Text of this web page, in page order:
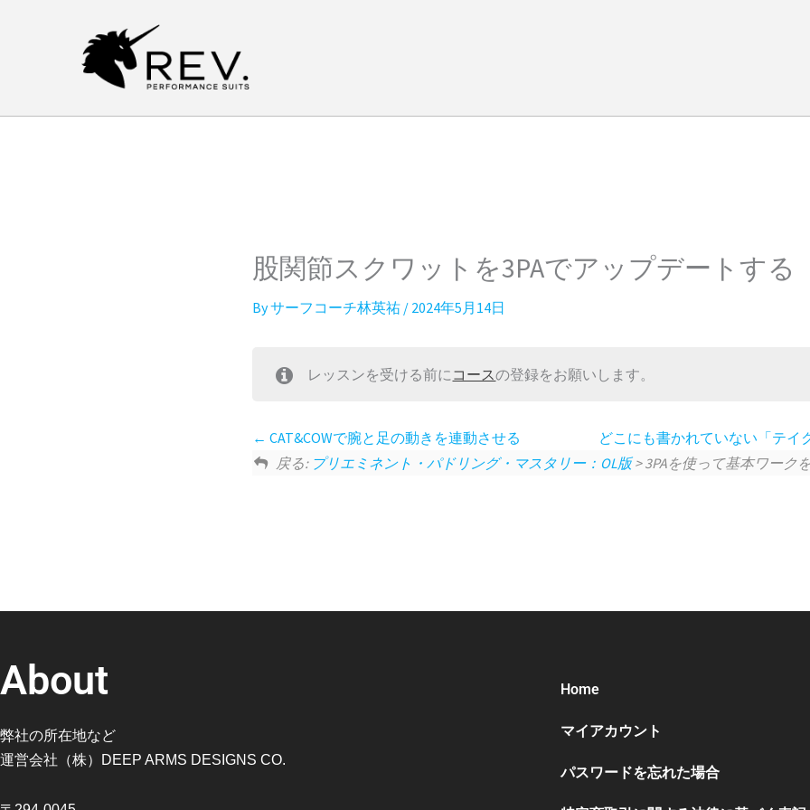
キ
股関節スクワットを3PAでアップデートする
Byサーフコーチ林英祐 / 2024年5月14日
レッスンを受ける前にコースの登録をお願いします。
CAT&COWで腕と足の動きを連動させる
どこにも書かれていない「テイ
戻る: プリエミネント・パドリング・マスタリー：OL版> 3PAを使って基本ワーク
About
弊社の所在地など
運営会社（株）DEEP ARMS DESIGNS CO.
Home
マイアカウント
パスワードを忘れた場合